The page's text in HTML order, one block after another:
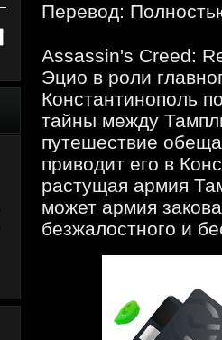
Перевод:
Assassin's Creed:
Эцио в роли
Константинополь
тайны между
путешествие
приводит его в
растущая армия
может армия
безжалостного и